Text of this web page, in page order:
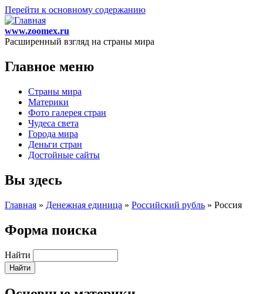
Перейти к основному содержанию
www.zoomex.ru
Расширенный взгляд на страны мира
Главное меню
Страны мира
Материки
Фото галерея стран
Чудеса света
Города мира
Деньги стран
Достойные сайты
Вы здесь
Главная » Денежная единица » Российский рубль » Россия
Форма поиска
Найти